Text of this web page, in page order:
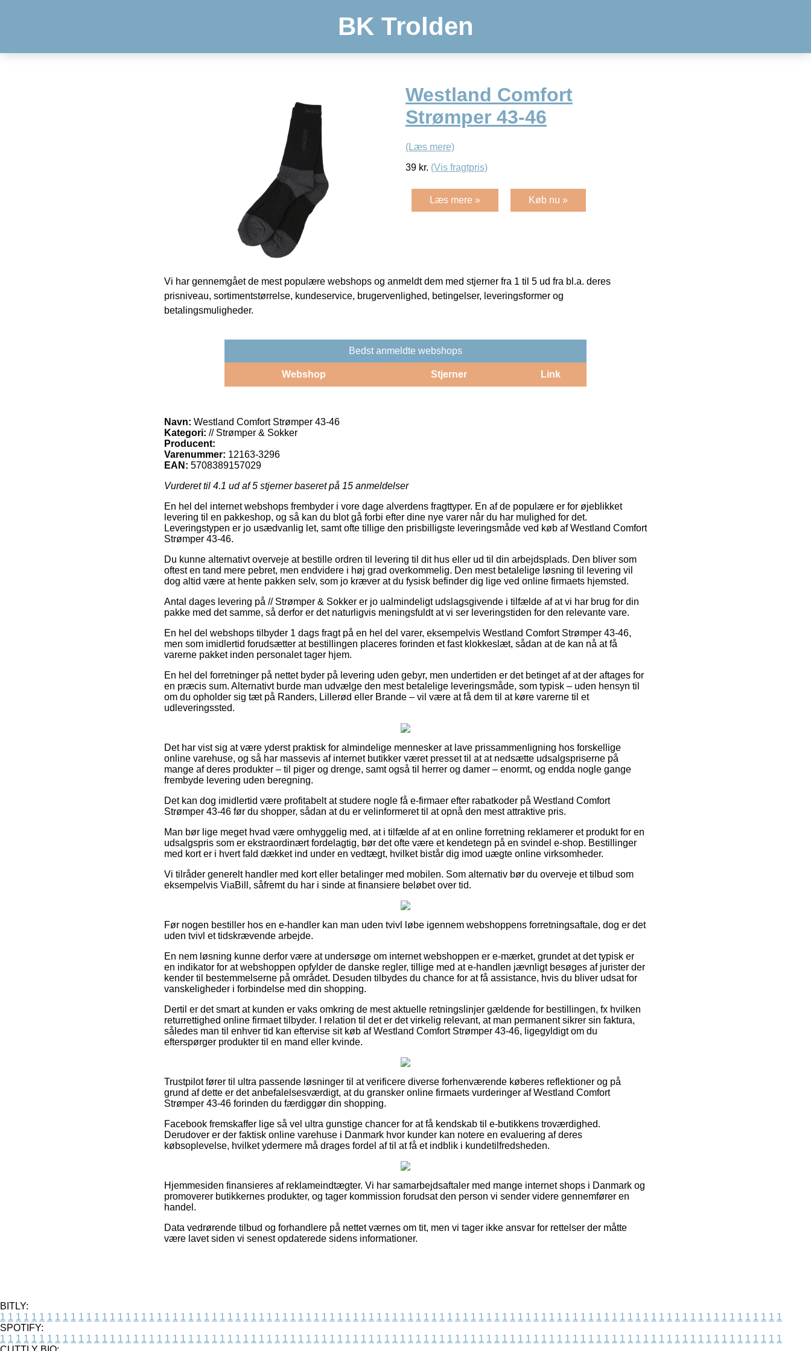
BK Trolden
Westland Comfort
Strømper 43-46
(Læs mere)
39 kr. (Vis fragtpris)
Læs mere » Køb nu »
Vi har gennemgået de mest populære webshops og anmeldt dem med stjerner fra 1 til 5 ud fra bl.a. deres
prisniveau, sortimentstørrelse, kundeservice, brugervenlighed, betingelser, leveringsformer og
betalingsmuligheder.
Bedst anmeldte webshops
Webshop Stjerner Link
Navn: Westland Comfort Strømper 43-46
Kategori: // Strømper & Sokker
Producent:
Varenummer: 12163-3296
EAN: 5708389157029
Vurderet til 4.1 ud af 5 stjerner baseret på 15 anmeldelser
En hel del internet webshops frembyder i vore dage alverdens fragttyper. En af de populære er for øjeblikket
levering til en pakkeshop, og så kan du blot gå forbi efter dine nye varer når du har mulighed for det.
Leveringstypen er jo usædvanlig let, samt ofte tillige den prisbilligste leveringsmåde ved køb af Westland Comfort
Strømper 43-46.
Du kunne alternativt overveje at bestille ordren til levering til dit hus eller ud til din arbejdsplads. Den bliver som
oftest en tand mere pebret, men endvidere i høj grad overkommelig. Den mest betalelige løsning til levering vil
dog altid være at hente pakken selv, som jo kræver at du fysisk befinder dig lige ved online firmaets hjemsted.
Antal dages levering på // Strømper & Sokker er jo ualmindeligt udslagsgivende i tilfælde af at vi har brug for din
pakke med det samme, så derfor er det naturligvis meningsfuldt at vi ser leveringstiden for den relevante vare.
En hel del webshops tilbyder 1 dags fragt på en hel del varer, eksempelvis Westland Comfort Strømper 43-46,
men som imidlertid forudsætter at bestillingen placeres forinden et fast klokkeslæt, sådan at de kan nå at få
varerne pakket inden personalet tager hjem.
En hel del forretninger på nettet byder på levering uden gebyr, men undertiden er det betinget af at der aftages for
en præcis sum. Alternativt burde man udvælge den mest betalelige leveringsmåde, som typisk – uden hensyn til
om du opholder sig tæt på Randers, Lillerød eller Brande – vil være at få dem til at køre varerne til et
udleveringssted.
Det har vist sig at være yderst praktisk for almindelige mennesker at lave prissammenligning hos forskellige
online varehuse, og så har massevis af internet butikker været presset til at at nedsætte udsalgspriserne på
mange af deres produkter – til piger og drenge, samt også til herrer og damer – enormt, og endda nogle gange
frembyde levering uden beregning.
Det kan dog imidlertid være profitabelt at studere nogle få e-firmaer efter rabatkoder på Westland Comfort
Strømper 43-46 før du shopper, sådan at du er velinformeret til at opnå den mest attraktive pris.
Man bør lige meget hvad være omhyggelig med, at i tilfælde af at en online forretning reklamerer et produkt for en
udsalgspris som er ekstraordinært fordelagtig, bør det ofte være et kendetegn på en svindel e-shop. Bestillinger
med kort er i hvert fald dækket ind under en vedtægt, hvilket bistår dig imod uægte online virksomheder.
Vi tilråder generelt handler med kort eller betalinger med mobilen. Som alternativ bør du overveje et tilbud som
eksempelvis ViaBill, såfremt du har i sinde at finansiere beløbet over tid.
Før nogen bestiller hos en e-handler kan man uden tvivl løbe igennem webshoppens forretningsaftale, dog er det
uden tvivl et tidskrævende arbejde.
En nem løsning kunne derfor være at undersøge om internet webshoppen er e-mærket, grundet at det typisk er
en indikator for at webshoppen opfylder de danske regler, tillige med at e-handlen jævnligt besøges af jurister der
kender til bestemmelserne på området. Desuden tilbydes du chance for at få assistance, hvis du bliver udsat for
vanskeligheder i forbindelse med din shopping.
Dertil er det smart at kunden er vaks omkring de mest aktuelle retningslinjer gældende for bestillingen, fx hvilken
returrettighed online firmaet tilbyder. I relation til det er det virkelig relevant, at man permanent sikrer sin faktura,
således man til enhver tid kan eftervise sit køb af Westland Comfort Strømper 43-46, ligegyldigt om du
efterspørger produkter til en mand eller kvinde.
Trustpilot fører til ultra passende løsninger til at verificere diverse forhenværende køberes reflektioner og på
grund af dette er det anbefalelsesværdigt, at du gransker online firmaets vurderinger af Westland Comfort
Strømper 43-46 forinden du færdiggør din shopping.
Facebook fremskaffer lige så vel ultra gunstige chancer for at få kendskab til e-butikkens troværdighed.
Derudover er der faktisk online varehuse i Danmark hvor kunder kan notere en evaluering af deres
købsoplevelse, hvilket ydermere må drages fordel af til at få et indblik i kundetilfredsheden.
Hjemmesiden finansieres af reklameindtægter. Vi har samarbejdsaftaler med mange internet shops i Danmark og
promoverer butikkernes produkter, og tager kommission forudsat den person vi sender videre gennemfører en
handel.
Data vedrørende tilbud og forhandlere på nettet værnes om tit, men vi tager ikke ansvar for rettelser der måtte
være lavet siden vi senest opdaterede sidens informationer.
BITLY:
1 1 1 1 1 1 1 1 1 1 1 1 1 1 1 1 1 1 1 1 1 1 1 1 1 1 1 1 1 1 1 1 1 1 1 1 1 1 1 1 1 1 1 1 1 1 1 1 1 1 1 1 1 1 1 1 1 1 1 1 1 1 1 1 1 1 1 1 1 1 1 1 1 1 1 1 1 1 1 1 1 1 1 1 1 1 1 1 1 1 1 1 1 1 1 1 1 1 1 1
SPOTIFY:
1 1 1 1 1 1 1 1 1 1 1 1 1 1 1 1 1 1 1 1 1 1 1 1 1 1 1 1 1 1 1 1 1 1 1 1 1 1 1 1 1 1 1 1 1 1 1 1 1 1 1 1 1 1 1 1 1 1 1 1 1 1 1 1 1 1 1 1 1 1 1 1 1 1 1 1 1 1 1 1 1 1 1 1 1 1 1 1 1 1 1 1 1 1 1 1 1 1 1 1